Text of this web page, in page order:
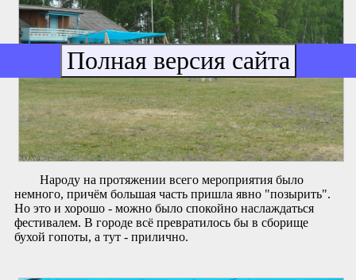
Народу на протяжении всего мероприятия было
немного, причём большая часть пришла явно "позырить".
Но это и хорошо - можно было спокойно наслаждаться
фестивалем. В городе всё превратилось бы в сборище
бухой гопоты, а тут - прилично.